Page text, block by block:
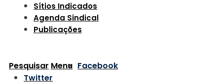
Sítios Indicados
Agenda Sindical
Publicações
Pesquisar Menu Facebook
Twitter